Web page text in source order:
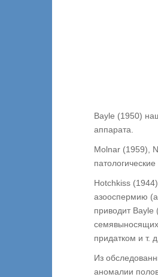
Bayle (1950)
аппарата.
Molnar (1959),
Hotchkiss
азооспермию
приводит Bayle
придатком и т.
Из
аномалии